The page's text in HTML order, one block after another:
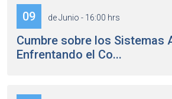
09 de Junio - 16:00 hrs
Cumbre sobre los Sistemas
Enfrentando el Co...